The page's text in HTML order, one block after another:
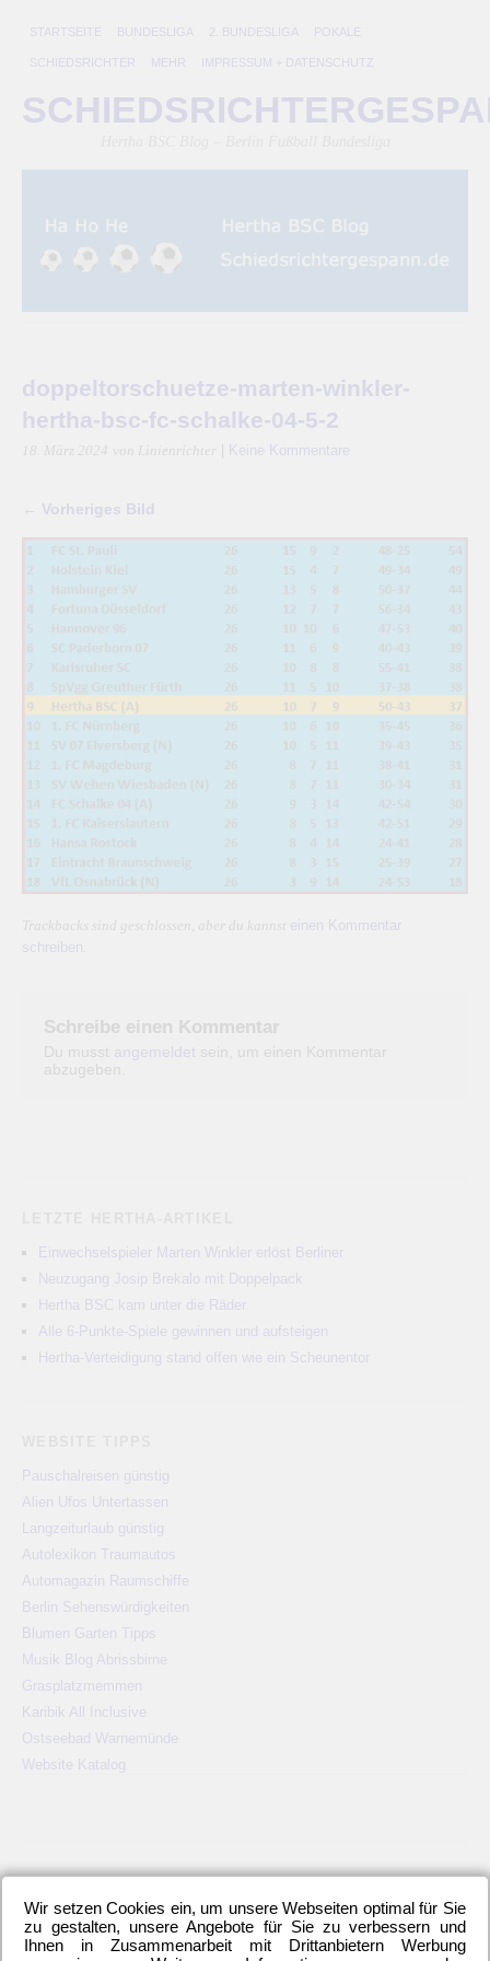
STARTSEITE BUNDESLIGA 2. BUNDESLIGA POKALE
SCHIEDSRICHTER MEHR IMPRESSUM + DATENSCHUTZ
doppeltorschuetze-marten-winkler-
hertha-bsc-fc-schalke-04-5-2
18. März 2024 von Linienrichter Keine Kommentare
← Vorheriges Bild
Trackbacks sind geschlossen, aber du kannst einen Kommentar
schreiben
Schreibe einen Kommentar
Du musst angemeldet sein, um einen Kommentar
abzugeben.
Einwechselspieler Marten Winkler erlöst Berliner
Neuzugang Josip Brekalo mit Doppelpack
Hertha BSC kam unter die Räder
Alle 6-Punkte-Spiele gewinnen und aufsteigen
Hertha-Verteidigung stand offen wie ein Scheunentor
Pauschalreisen günstig
Alien Ufos Untertassen
Langzeiturlaub günstig
Autolexikon Traumautos
Automagazin Raumschiffe
Berlin Sehenswürdigkeiten
Blumen Garten Tipps
Musik Blog Abrissbirne
Grasplatzmemmen
Karibik All Inclusive
Ostseebad Warnemünde
Website Katalog
2. Bundesliga(148) Allgemeines (23) Blauer Montag(22)
Bundesliga(445) DFB-Auswahl (17) DFB-Pokal(62)
Wir setzen Cookies ein, um unsere Webseiten optimal für Sie
zu gestalten, unsere Angebote für Sie zu verbessern und
Ihnen in Zusammenarbeit mit Drittanbietern Werbung